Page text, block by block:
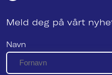
Meld deg på vårt
Navn